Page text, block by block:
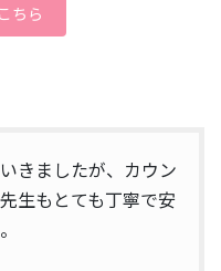
ちら
きましたが、カウン
生もとても丁寧で安